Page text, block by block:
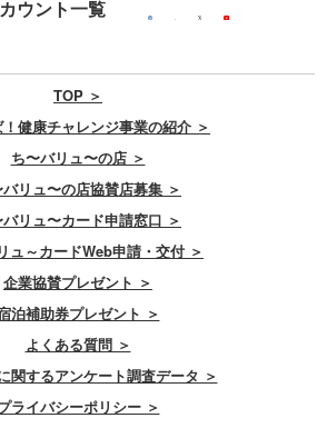
ウント一覧
TOP ＞
健康チャレンジ事業の紹介 ＞
ち〜バリュ〜の店 ＞
バリュ〜の店協賛店募集 ＞
バリュ〜カード申請窓口 ＞
ュ～カードWeb申請・交付 ＞
企業協賛プレゼント ＞
泊補助券プレゼント ＞
よくある質問 ＞
関するアンケート調査データ ＞
ライバシーポリシー ＞